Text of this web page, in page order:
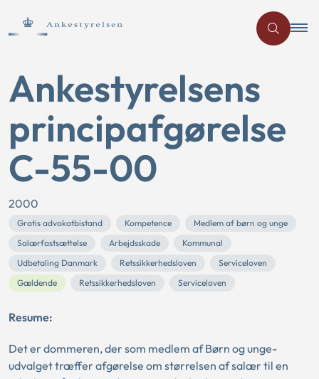
Ankestyrelsens
principafgørelse
C-55-00
2000
Gratis advokatbistand Kompetence
Medlem af børn og unge
Salærfastsættelse
Arbejdsskade
Kommunal
Udbetaling Danmark
Retssikkerhedsloven
Serviceloven
Gældende
Retssikkerhedsloven Serviceloven
Resume:
Det er dommeren, der som medlem af Børn og unge-
udvalget træffer afgørelse om størrelsen af salær til en